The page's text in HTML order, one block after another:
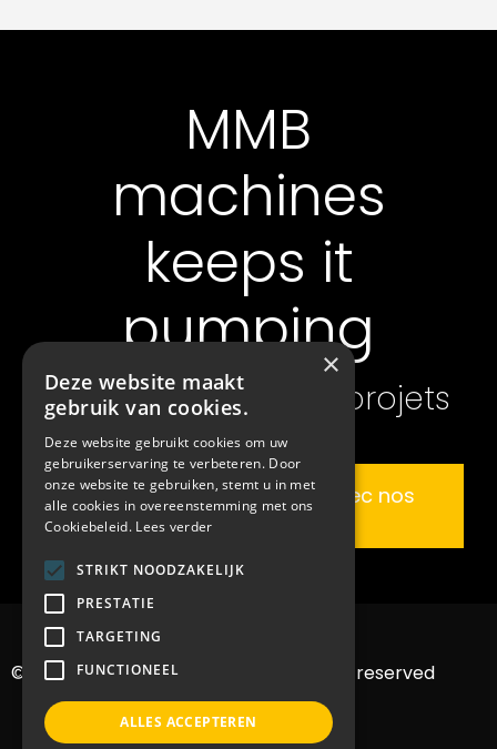
MMB
machines
keeps it
pumping
également sur vos projets
Discutez de votre projet avec nos
experts
© 2022 Bvba MMB machines – All rights reserved
×
Deze website maakt
gebruik van cookies.
Deze website gebruikt cookies om uw
gebruikerservaring te verbeteren. Door
onze website te gebruiken, stemt u in met
alle cookies in overeenstemming met ons
Cookiebeleid. Lees verder
STRIKT NOODZAKELIJK
PRESTATIE
TARGETING
FUNCTIONEEL
ALLES ACCEPTEREN